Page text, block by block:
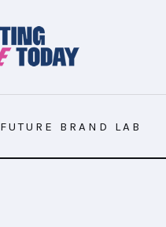
FUTURE BRAND LAB